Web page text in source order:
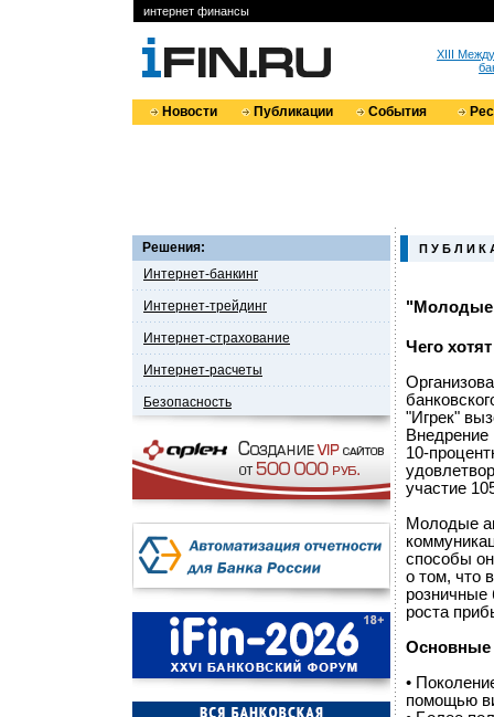
интернет финансы
XIII
Новости Публикации События
Решения:
Интернет-банкинг
Интернет-трейдинг
Интернет-страхование
Интернет-расчеты
Безопасность
П У Б Л И К
"Молодые"
Чего
"Игрек"
Внедрение
10-
участие
Молодые
способы
о том, что
розничные
роста
Основные
•
помощью